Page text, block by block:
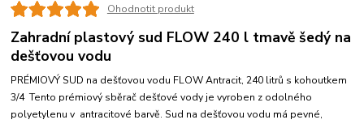
Ohodnotit produkt
Zahradní plastový sud FLOW 240 l tmavě šedý na
dešťovou vodu
PRÉMIOVÝ SUD na dešťovou vodu FLOW Antracit, 240 litrů s kohoutkem
3/4 Tento prémiový sběrač dešťové vody je vyroben z odolného
polyetylenu v antracitové barvě. Sud na dešťovou vodu má pevné,